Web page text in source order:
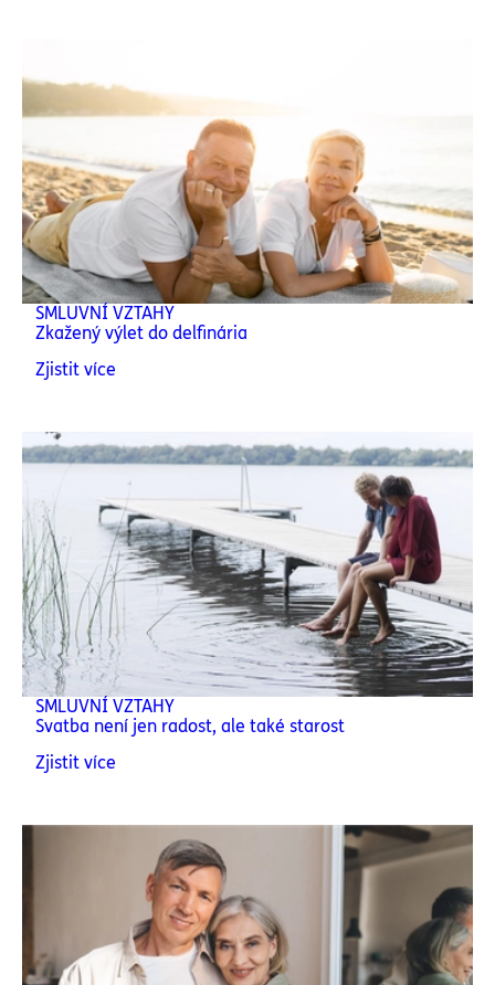
SMLUVNÍ VZTAHY
Zkažený výlet do delfinária
Zjistit více
SMLUVNÍ VZTAHY
Svatba není jen radost, ale také starost
Zjistit více